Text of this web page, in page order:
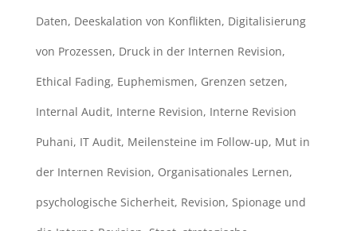
Daten, Deeskalation von Konflikten, Digitalisierung
von Prozessen, Druck in der Internen Revision,
Ethical Fading, Euphemismen, Grenzen setzen,
Internal Audit, Interne Revision, Interne Revision
Puhani, IT Audit, Meilensteine im Follow-up, Mut in
der Internen Revision, Organisationales Lernen,
psychologische Sicherheit, Revision, Spionage und